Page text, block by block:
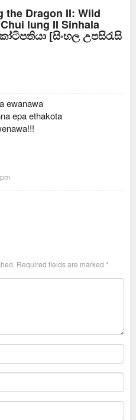
the Dragon II: Wild
lung II Sinhala
[සිංහල උපසිරැසි
ewanawa
epa ethakota
Required fields are marked *